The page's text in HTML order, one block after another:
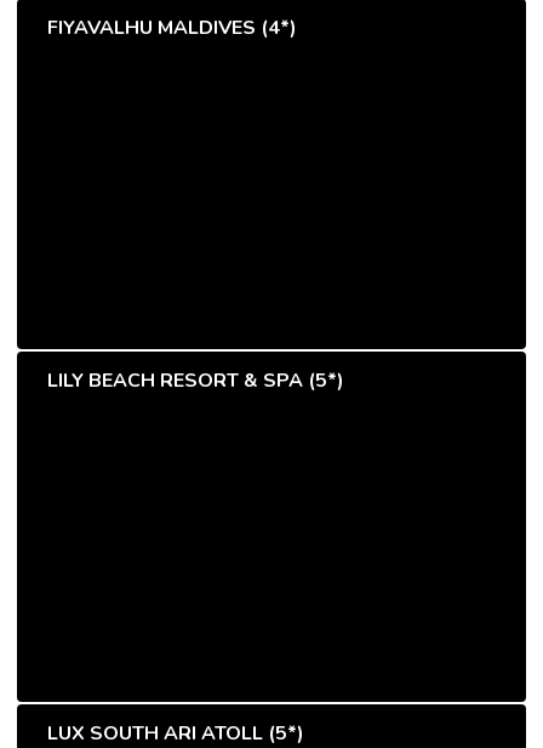
FIYAVALHU MALDIVES (4*)
LILY BEACH RESORT & SPA (5*)
LUX SOUTH ARI ATOLL (5*)